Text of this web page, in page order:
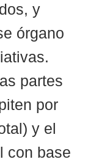
y
órgano
partes
por
y el
con base